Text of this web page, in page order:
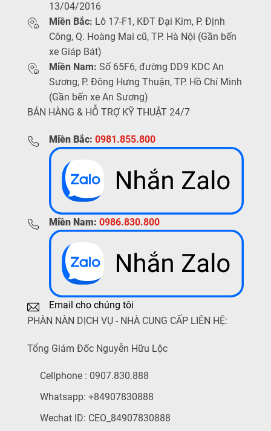
13/04/2016
Miền Bắc: Lô 17-F1, KĐT Đại Kim, P. Định
Công, Q. Hoàng Mai cũ, TP. Hà Nội (Gần bến
xe Giáp Bát)
Miền Nam: Số 65F6, đường DD9 KDC An
Sương, P. Đông Hưng Thuận, TP. Hồ Chí Minh
(Gần bến xe An Sương)
BÁN HÀNG & HỖ TRỢ KỸ THUẬT 24/7
Miền Bắc: 0981.855.800
Miền Nam: 0986.830.800
Email cho chúng tôi
PHÀN NÀN DỊCH VỤ - NHÀ CUNG CẤP LIÊN HỆ:
Tổng Giám Đốc Nguyễn Hữu Lộc
Cellphone : 0907.830.888
Whatsapp: +84907830888
Wechat ID: CEO_84907830888